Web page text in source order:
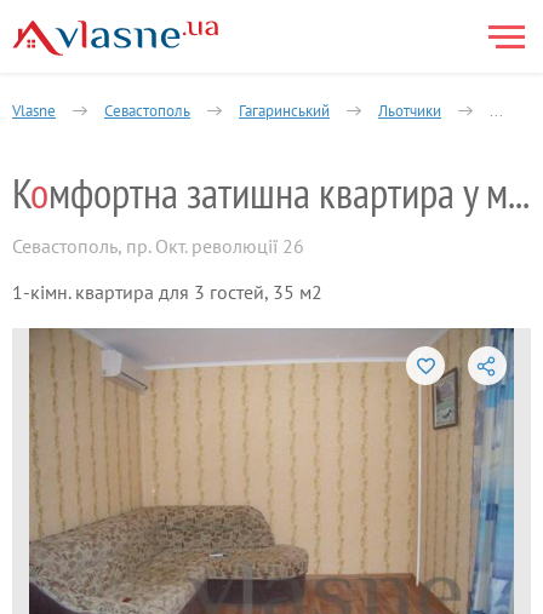
Vlasne Севастополь Гагаринський Льотчики 1-
Ко мфортна затишна квартира у моря
Севастополь, пр. Окт. революції 26
1-кімн. квартира для 3 гостей, 35 м2